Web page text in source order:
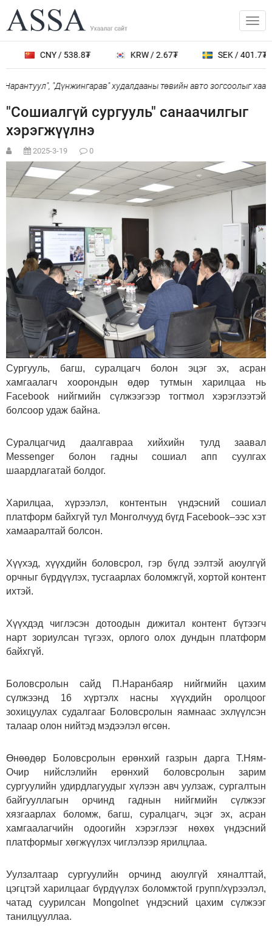
CNY / 538.8₮ KRW / 2.67₮ SEK / 401.7₮
"Дүнжингарав" худалдааны төвийн авто зогсоолыг хаана
"Сошиалгүй сургууль" санаачилгыг
хэрэгжүүлнэ
2025-3-19 0
Сургууль, багш, суралцагч болон эцэг эх, асран
хамгаалагч хоорондын өдөр тутмын харилцаа нь
Facebook нийгмийн сүлжээгээр тогтмол хэрэглээтэй
болсоор удаж байна.
Суралцагчид даалгавраа хийхийн тулд заавал
Messenger болон гадны сошиал апп суулгах
шаардлагатай болдог.
Харилцаа, хүрээлэл, контентын үндэсний сошиал
платформ байхгүй тул Монголчууд бүгд Facebook–ээс хэт
хамааралтай болсон.
Хүүхэд, хүүхдийн боловсрол, гэр бүлд ээлтэй аюулгүй
орчныг бүрдүүлэх, тусгаарлах боломжгүй, хортой контент
ихтэй.
Хүүхдэд чиглэсэн дотоодын дижитал контент бүтээгч
нарт зориулсан түгээх, орлого олох дундын платформ
байхгүй.
Боловсролын сайд П.Наранбаяр нийгмийн цахим
сүлжээнд 16 хүртэлх насны хүүхдийн оролцоог
зохицуулах судалгааг Боловсролын яамнаас эхлүүлсэн
талаар олон нийтэд мэдээлэл өгсөн.
Өнөөдөр Боловсролын ерөнхий газрын дарга Т.Ням-
Очир нийслэлийн ерөнхий боловсролын зарим
сургуулийн удирдлагуудыг хүлээн авч уулзаж, сургалтын
байгууллагын орчинд гаднын нийгмийн сүлжээг
хязгаарлах боломж, багш, суралцагч, эцэг эх, асран
хамгаалагчийн одоогийн хэрэглээг нөхөх үндэсний
платформыг хөгжүүлэх чиглэлээр ярилцлаа.
Уулзалтаар сургуулийн орчинд аюулгүй хяналттай,
цэгцтэй харилцааг бүрдүүлэх боломжтой групп/хүрээлэл,
чатад суурилсан Mongolnet үндэсний цахим сүлжээг
танилцууллаа.